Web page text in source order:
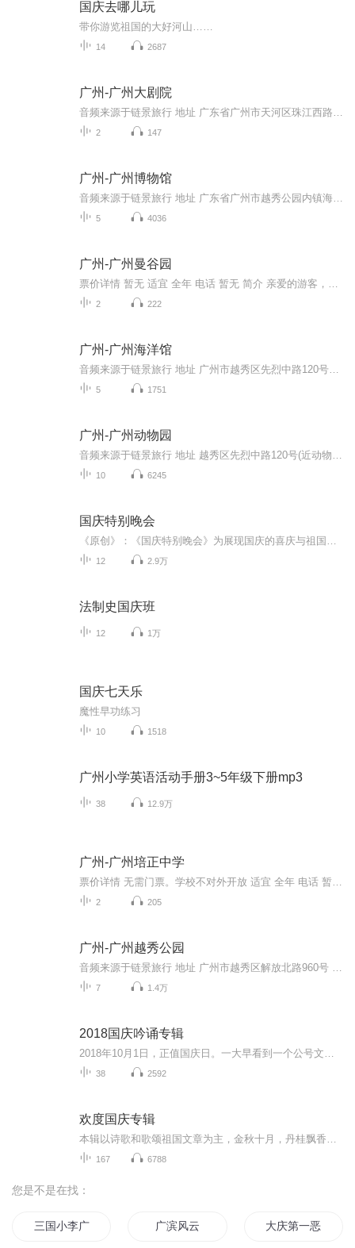
国庆去哪儿玩
带你游览祖国的大好河山……
14 2687
广州-广州大剧院
2 147
广州-广州博物馆
5 4036
广州-广州曼谷园
2 222
广州-广州海洋馆
5 1751
广州-广州动物园
10 6245
国庆特别晚会
12 2.9万
法制史国庆班
12 1万
国庆七天乐
魔性早功练习
10 1518
广州小学英语活动手册3~5年级下册mp3
38 12.9万
广州-广州培正中学
2 205
广州-广州越秀公园
7 1.4万
2018国庆吟诵专辑
38 2592
欢度国庆专辑
167 6788
您是不是在找：
三国小李广 广滨风云 大庆第一恶